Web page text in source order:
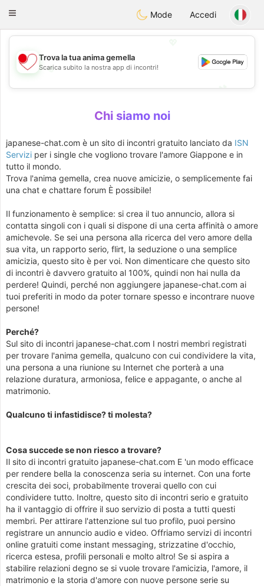
日本Chat
Toggle
Mode Accedi
💖
💕
Trova la tua anima gemella
Scarica subito la nostra app di incontri!
Chi siamo noi
japanese-chat.com è un sito di incontri gratuito lanciato da ISN
Servizi per i single che vogliono trovare l'amore Giappone e in
tutto il mondo.
Trova l'anima gemella, crea nuove amicizie, o semplicemente fai
una chat e chattare forum È possibile!
Il funzionamento è semplice: si crea il tuo annuncio, allora si
contatta singoli con i quali si dispone di una certa affinità o amore
amichevole. Se sei una persona alla ricerca del vero amore della
sua vita, un rapporto serio, flirt, la seduzione o una semplice
amicizia, questo sito è per voi. Non dimenticare che questo sito
di incontri è davvero gratuito al 100%, quindi non hai nulla da
perdere! Quindi, perché non aggiungere japanese-chat.com ai
tuoi preferiti in modo da poter tornare spesso e incontrare nuove
persone!
Perché?
Sul sito di incontri japanese-chat.com I nostri membri registrati
per trovare l'anima gemella, qualcuno con cui condividere la vita,
una persona a una riunione su Internet che porterà a una
relazione duratura, armoniosa, felice e appagante, o anche al
matrimonio.
Qualcuno ti infastidisce? ti molesta?
Cosa succede se non riesco a trovare?
Il sito di incontri gratuito japanese-chat.com E 'un modo efficace
per rendere bella la conoscenza seria su internet. Con una forte
crescita dei soci, probabilmente troverai quello con cui
condividere tutto. Inoltre, questo sito di incontri serio e gratuito
ha il vantaggio di offrire il suo servizio di posta a tutti questi
membri. Per attirare l'attenzione sul tuo profilo, puoi persino
registrare un annuncio audio e video. Offriamo servizi di incontri
online gratuiti come instant messaging, strizzatine d'occhio,
ricerca estesa, profili personali e molto altro! Se si aspira a
stabilire relazioni degno se si vuole trovare l'amicizia, l'amore, il
matrimonio e la storia d'amore con nuove persone serie su